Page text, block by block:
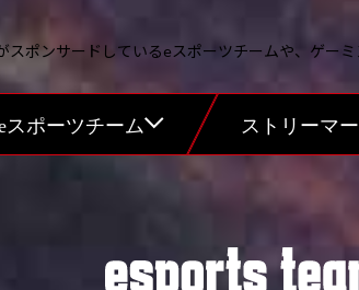
スポンサードしているeスポーツチームや、ゲーミ
スポーツチーム ストリーマ